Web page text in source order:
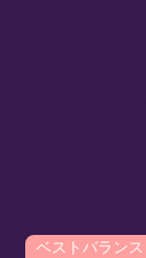
ベストバランス